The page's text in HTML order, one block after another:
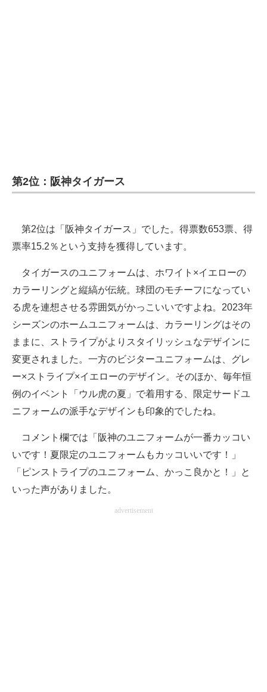
第2位：阪神タイガース
第2位は「阪神タイガース」でした。得票数653票、得
票率15.2％という支持を獲得しています。
タイガースのユニフォームは、ホワイト×イエローの
カラーリングと縦縞が伝統。球団のモチーフになってい
る虎を連想させる雰囲気がかっこいいですよね。2023年
シーズンのホームユニフォームは、カラーリングはその
ままに、ストライプがよりスタイリッシュなデザインに
変更されました。一方のビジターユニフォームは、グレ
ー×ストライプ×イエローのデザイン。そのほか、毎年恒
例のイベント「ウル虎の夏」で着用する、限定サードユ
ニフォームの派手なデザインも印象的でしたね。
コメント欄では「阪神のユニフォームが一番カッコい
いです！夏限定のユニフォームもカッコいいです！」
「ピンストライプのユニフォーム、かっこ良かと！」と
いった声がありました。
advertisement